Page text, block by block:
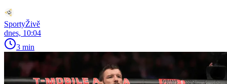
SportyŽivě
dnes, 10:04
3 min